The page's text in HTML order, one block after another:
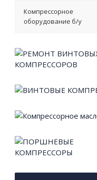
Компрессорное
оборудование б/у